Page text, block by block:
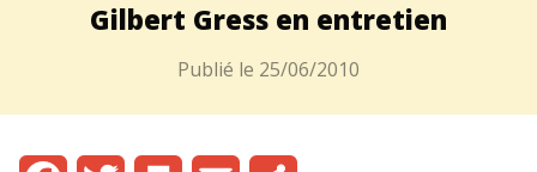
Gilbert Gress en entretien
Publié le 25/06/2010